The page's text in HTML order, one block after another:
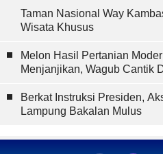
Taman Nasional Way
Wisata Khusus
Melon Hasil Pertanian
Menjanjikan, Wagub Cantik
Berkat Instruksi Presiden,
Lampung Bakalan Mulus